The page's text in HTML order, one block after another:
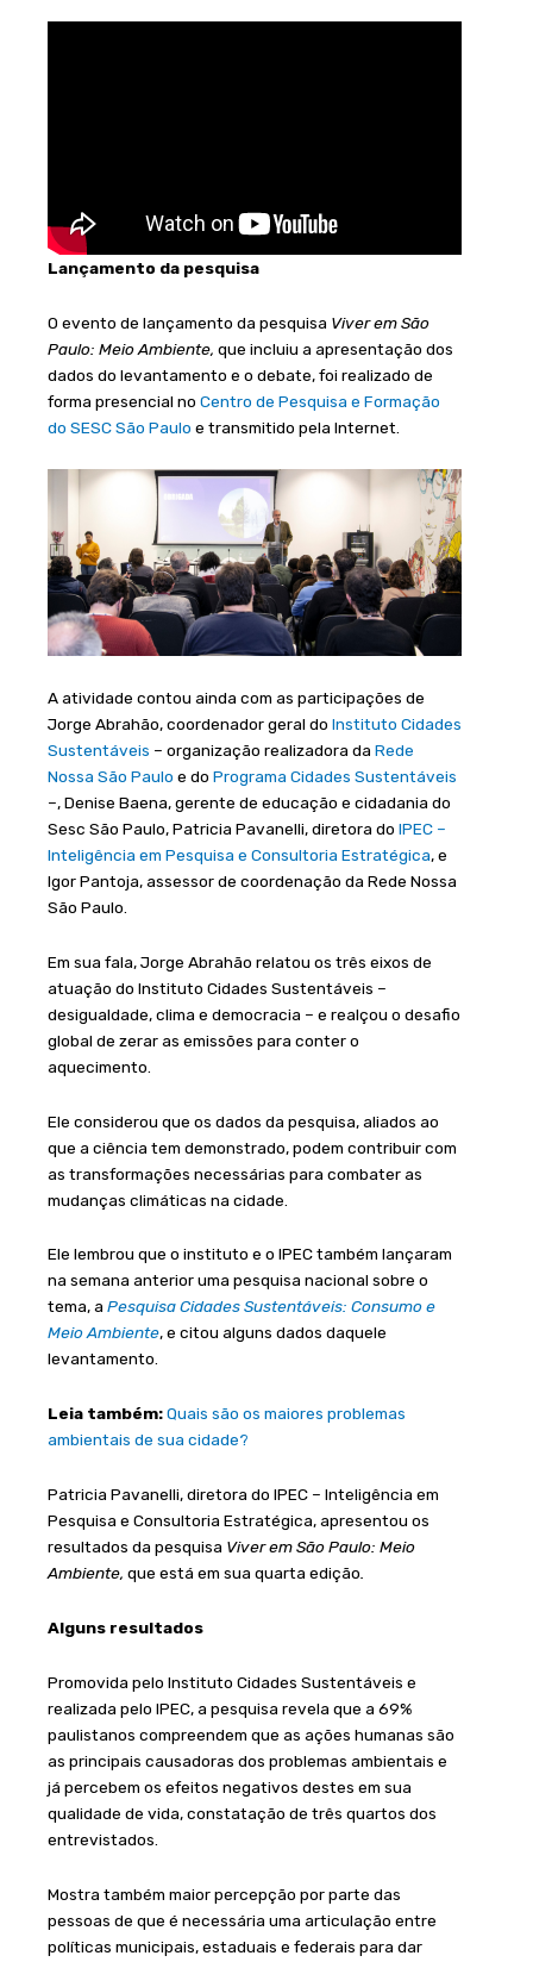
Lançamento da pesquisa
O evento de lançamento da pesquisa Viver em São
Paulo: Meio Ambiente, que incluiu a apresentação dos
dados do levantamento e o debate, foi realizado de
forma presencial no Centro de Pesquisa e Formação
do SESC São Paulo e transmitido pela Internet.
A atividade contou ainda com as participações de
Jorge Abrahão, coordenador geral do Instituto Cidades
Sustentáveis – organização realizadora da Rede
Nossa São Paulo e do Programa Cidades Sustentáveis
–, Denise Baena, gerente de educação e cidadania do
Sesc São Paulo, Patricia Pavanelli, diretora do IPEC –
Inteligência em Pesquisa e Consultoria Estratégica, e
Igor Pantoja, assessor de coordenação da Rede Nossa
São Paulo.
Em sua fala, Jorge Abrahão relatou os três eixos de
atuação do Instituto Cidades Sustentáveis –
desigualdade, clima e democracia – e realçou o desafio
global de zerar as emissões para conter o
aquecimento.
Ele considerou que os dados da pesquisa, aliados ao
que a ciência tem demonstrado, podem contribuir com
as transformações necessárias para combater as
mudanças climáticas na cidade.
Ele lembrou que o instituto e o IPEC também lançaram
na semana anterior uma pesquisa nacional sobre o
tema, a Pesquisa Cidades Sustentáveis: Consumo e
Meio Ambiente, e citou alguns dados daquele
levantamento.
Leia também:Quais são os maiores problemas
ambientais de sua cidade?
Patricia Pavanelli, diretora do IPEC – Inteligência em
Pesquisa e Consultoria Estratégica, apresentou os
resultados da pesquisa Viver em São Paulo: Meio
Ambiente, que está em sua quarta edição.
Alguns resultados
Promovida pelo Instituto Cidades Sustentáveis e
realizada pelo IPEC, a pesquisa revela que a 69%
paulistanos compreendem que as ações humanas são
as principais causadoras dos problemas ambientais e
já percebem os efeitos negativos destes em sua
qualidade de vida, constatação de três quartos dos
entrevistados.
Mostra também maior percepção por parte das
pessoas de que é necessária uma articulação entre
políticas municipais, estaduais e federais para dar